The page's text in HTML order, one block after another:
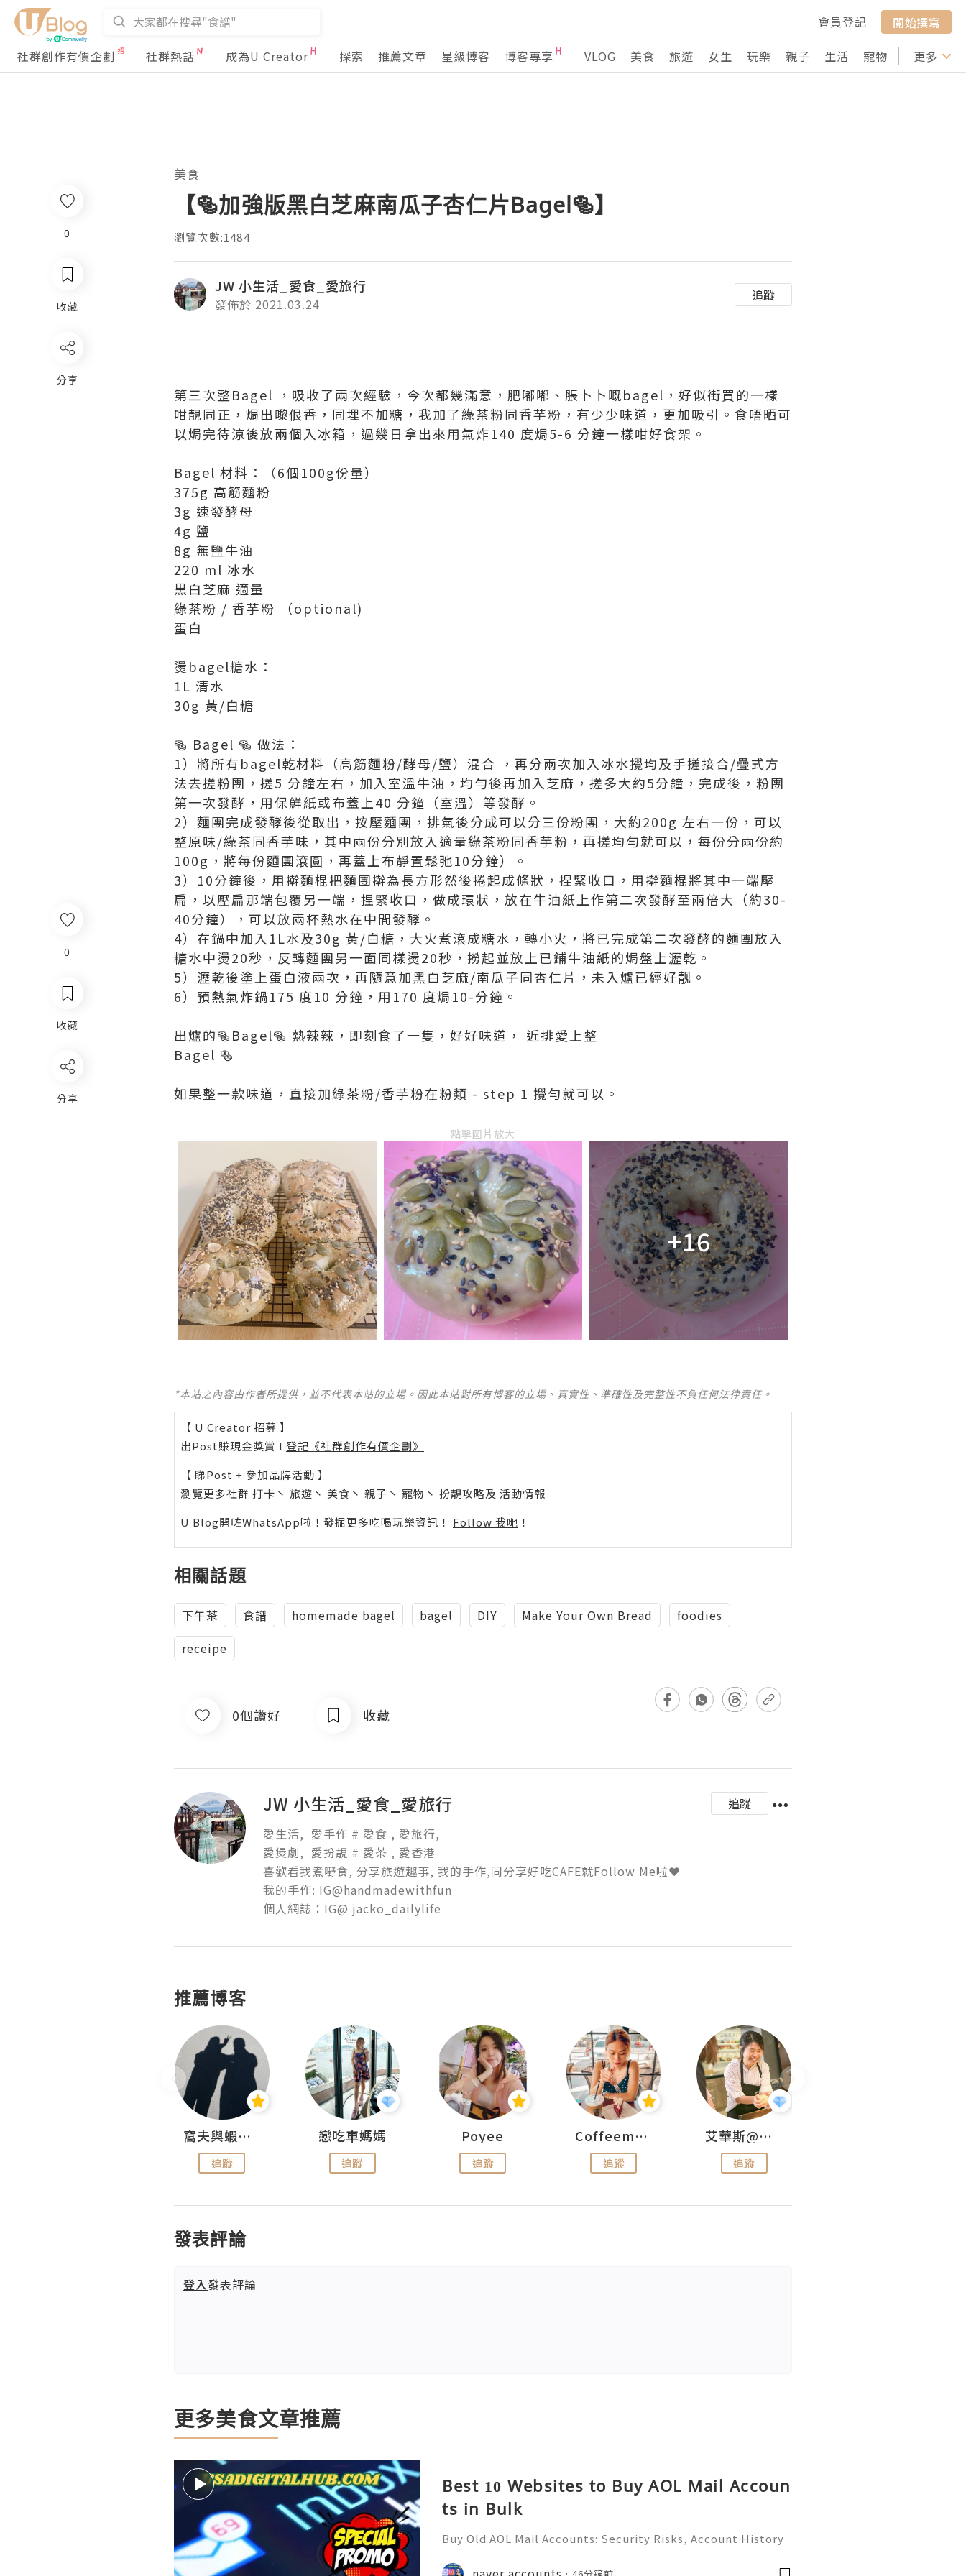
會員登記
開始撰寫
社群創作有價企劃
社群熱話 成為U Creator 探索 推薦文章 星級博客 博客專享 VLOG 美食 旅遊 女生 玩樂 親子 生活 寵物 行山 打卡
更多
0
收藏
分享
美食
【🥯加強版黑白芝麻南瓜子杏仁片Bagel🥯】
瀏覽次數:1484
JW 小生活_愛食_愛旅行
發佈於 2021.03.24
追蹤
第三次整Bagel ，吸收了兩次經驗，今次都幾滿意，肥嘟嘟、脹卜卜嘅bagel，好似街買的一樣
咁靚同正，焗出嚟佷香，同埋不加糖，我加了綠茶粉同香芋粉，有少少味道，更加吸引。食唔晒可
以焗完待涼後放兩個入冰箱，過幾日拿出來用氣炸140 度焗5-6 分鐘一樣咁好食架。
Bagel 材料：（6個100g份量）
375g 高筋麵粉
3g 速發酵母
4g 鹽
8g 無鹽牛油
220 ml 冰水
黒白芝麻 適量
綠茶粉 / 香芋粉 （optional)
蛋白
燙bagel糖水：
1L 清水
30g 黃/白糖
🥯 Bagel 🥯 做法：
1）將所有bagel乾材料（高筋麵粉/酵母/鹽）混合 ，再分兩次加入冰水攪均及手搓接合/疊式方
法去搓粉團，搓5 分鐘左右，加入室溫牛油，均勻後再加入芝麻，搓多大約5分鐘，完成後，粉團
第一次發酵，用保鮮紙或布蓋上40 分鐘（室溫）等發酵。
2）麵團完成發酵後從取出，按壓麵團，排氣後分成可以分三份粉團，大約200g 左右一份，可以
整原味/綠茶同香芋味，其中兩份分別放入適量綠茶粉同香芋粉，再搓均勻就可以，每份分兩份約
100g，將每份麵團滾圓，再蓋上布靜置鬆弛10分鐘）。
3）10分鐘後，用擀麵棍把麵團擀為長方形然後捲起成條狀，捏緊收口，用擀麵棍將其中一端壓
扁，以壓扁那端包覆另一端，捏緊收口，做成環狀，放在牛油紙上作第二次發酵至兩倍大（約30-
40分鐘），可以放兩杯熱水在中間發酵。
4）在鍋中加入1L水及30g 黃/白糖，大火煮滾成糖水，轉小火，將已完成第二次發酵的麵團放入
糖水中燙20秒，反轉麵團另一面同樣燙20秒，撈起並放上已鋪牛油紙的焗盤上瀝乾。
5）瀝乾後塗上蛋白液兩次，再隨意加黑白芝麻/南瓜子同杏仁片，未入爐已經好靓。
6）預熱氣炸鍋175 度10 分鐘，用170 度焗10-分鐘。
出爐的🥯Bagel🥯 熱辣辣，即刻食了一隻，好好味道， 近排愛上整
Bagel 🥯
如果整一款味道，直接加綠茶粉/香芋粉在粉類 - step 1 攪勻就可以。
點擊圖片放大
+16
*本站之內容由作者所提供，並不代表本站的立場。因此本站對所有博客的立場、真實性、準確性及完整性不負任何法律責任。
【 U Creator 招募 】
出Post賺現金獎賞 l 登記《社群創作有價企劃》
【 睇Post + 參加品牌活動 】
瀏覽更多社群 打卡 丶 旅遊 丶 美食 丶 親子 丶 寵物 丶 扮靚攻略及 活動情報
U Blog開咗WhatsApp啦！發掘更多吃喝玩樂資訊！ Follow 我哋 ！
相關話題
下午茶 食譜 homemade bagel bagel DIY Make Your Own Bread
foodies
receipe
0個讚好 收藏
JW 小生活_愛食_愛旅行
追蹤
愛生活,  愛手作 # 愛食 , 愛旅行,
愛煲劇,  愛扮靚 # 愛茶 , 愛香港
喜歡看我煮嘢食, 分享旅遊趣事, 我的手作,同分享好吃CAFE就Follow Me啦❤️
我的手作: IG@handmadewithfun
個人網誌：IG@ jacko_dailylife
推薦博客
窩夫與蝦子餅
追蹤
戀吃車媽媽
追蹤
Poyee
追蹤
Coffeemeetjojo
追蹤
艾華斯@鄭大小姐工房
追蹤
發表評論
登入發表評論
更多美食文章推薦
Best 10 Websites to Buy AOL Mail Accoun
ts in Bulk
Buy Old AOL Mail Accounts: Security Risks, Account History
Reliable 24/7 Customer Support 💫💎💲💫🌐✨💎WhatsApp :+1
0
收藏
分享